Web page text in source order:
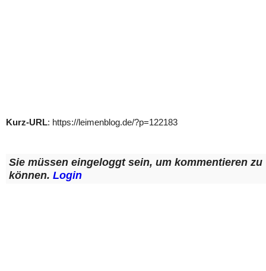
Kurz-URL: https://leimenblog.de/?p=122183
Sie müssen eingeloggt sein, um kommentieren zu
können. Login